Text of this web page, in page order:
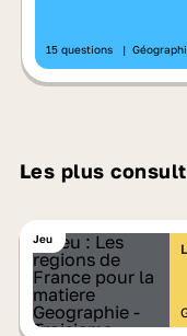
15 questions |
Les plus
Jeu